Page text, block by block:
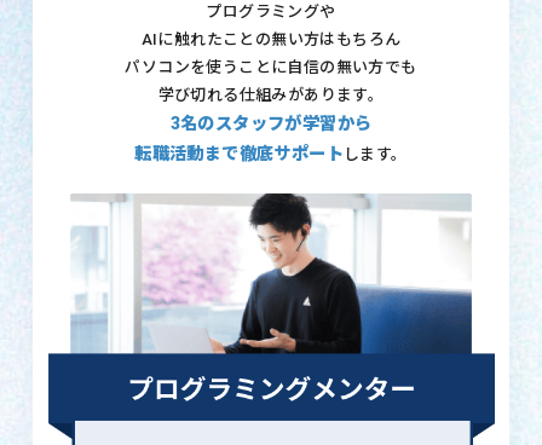
プログラミングや
AIに触れたことの無い方はもちろん
パソコンを使うことに自信の無い方でも
学び切れる仕組みがあります。
3名のスタッフが学習から
転職活動まで徹底サポート します。